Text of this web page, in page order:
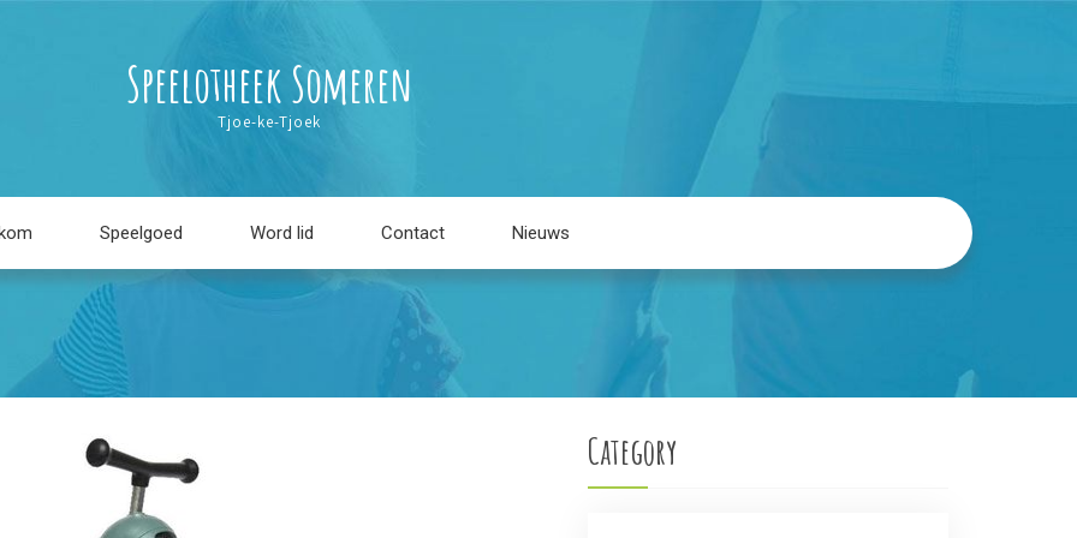
Speelotheek Someren
Tjoe-ke-Tjoek
Speelgoed Word lid Contact Nieuws
Category